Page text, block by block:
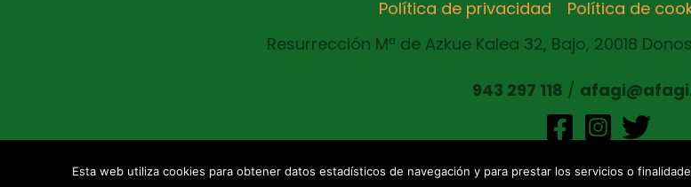
Política de privacidad Política de
Resurrección Mª de Azkue Kalea 32, Bajo, 20018
943 297 118 /
Copyright © 2021 AFAGI Todos los derechos reservados
Esta web utiliza cookies para obtener datos estadísticos de navegación y para prestar los servicios o